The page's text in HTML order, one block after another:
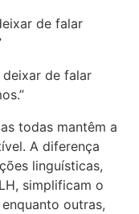
de falar
deixar de falar
todas mantêm a
A diferença
linguísticas,
simplificam o
outras,